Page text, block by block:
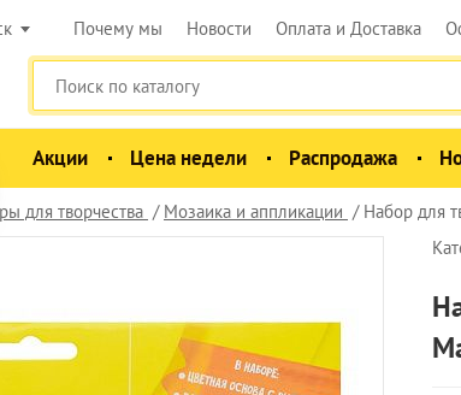
Почему мы Новости Оплата и Доставка
Акции Цена недели Распродажа
для творчества Мозаика и аппликации Набор для